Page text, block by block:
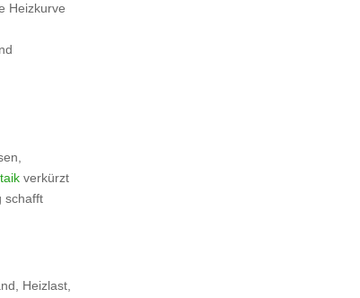
Heizkurve
verkürzt
schafft
Heizlast,